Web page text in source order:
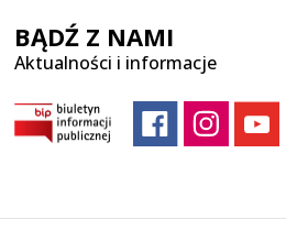
BĄDŹ Z NAMI
Aktualności i informacje